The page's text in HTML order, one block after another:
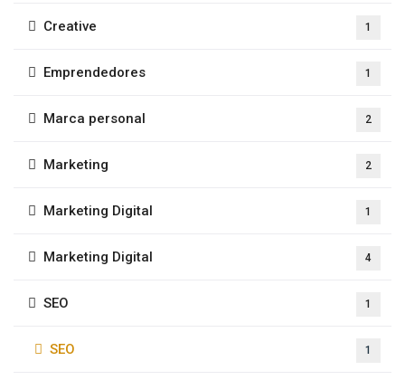
Creative 1
Emprendedores 1
Marca personal 2
Marketing 2
Marketing Digital 1
Marketing Digital 4
SEO 1
SEO 1